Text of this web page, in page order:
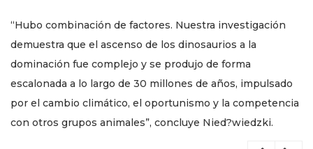
“Hubo combinación de factores. Nuestra investigación
demuestra que el ascenso de los dinosaurios a la
dominación fue complejo y se produjo de forma
escalonada a lo largo de 30 millones de años, impulsado
por el cambio climático, el oportunismo y la competencia
con otros grupos animales”, concluye Nied?wiedzki.